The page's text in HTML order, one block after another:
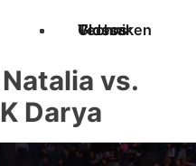
Techniken
Videos
Glossar
vs.
Darya